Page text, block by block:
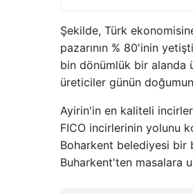
Şekilde, Türk
pazarının % 80'inin
bin dönümlük bir alanda
üreticiler günün
Ayirin'in en kaliteli
FICO incirlerinin yolunu
Boharkent belediyesi bir
Buharkent'ten masalara